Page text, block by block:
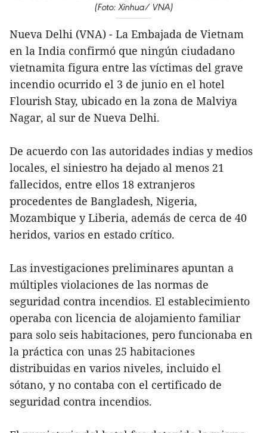
(Foto: Xinhua/ VNA)
Nueva Delhi (VNA) - La Embajada de Vietnam
en la India confirmó que ningún ciudadano
vietnamita figura entre las víctimas del grave
incendio ocurrido el 3 de junio en el hotel
Flourish Stay, ubicado en la zona de Malviya
Nagar, al sur de Nueva Delhi.
De acuerdo con las autoridades indias y medios
locales, el siniestro ha dejado al menos 21
fallecidos, entre ellos 18 extranjeros
procedentes de Bangladesh, Nigeria,
Mozambique y Liberia, además de cerca de 40
heridos, varios en estado crítico.
Las investigaciones preliminares apuntan a
múltiples violaciones de las normas de
seguridad contra incendios. El establecimiento
operaba con licencia de alojamiento familiar
para solo seis habitaciones, pero funcionaba en
la práctica con unas 25 habitaciones
distribuidas en varios niveles, incluido el
sótano, y no contaba con el certificado de
seguridad contra incendios.